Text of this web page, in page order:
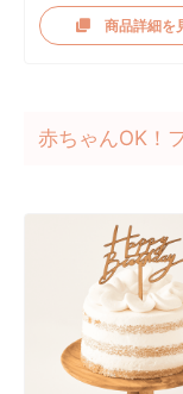
商品詳細を
赤ちゃんOK！